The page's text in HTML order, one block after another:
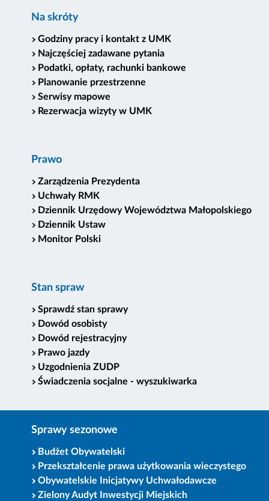
Na skróty
Godziny pracy i kontakt z UMK
Najczęściej zadawane pytania
Podatki, opłaty, rachunki bankowe
Planowanie przestrzenne
Serwisy mapowe
Rezerwacja wizyty w UMK
Prawo
Zarządzenia Prezydenta
Uchwały RMK
Dziennik Urzędowy Województwa Małopolskiego
Dziennik Ustaw
Monitor Polski
Stan spraw
Sprawdź stan sprawy
Dowód osobisty
Dowód rejestracyjny
Prawo jazdy
Uzgodnienia ZUDP
Świadczenia socjalne - wyszukiwarka
Sprawy sezonowe
Budżet Obywatelski
Przekształcenie prawa użytkowania wieczystego
Obywatelskie Inicjatywy Uchwałodawcze
Zielony Audyt Inwestycji Miejskich